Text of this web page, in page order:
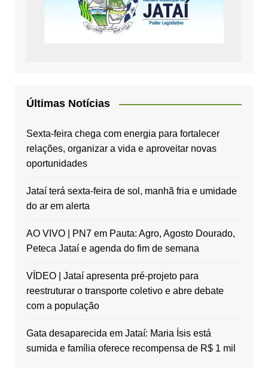
Últimas Notícias
Sexta-feira chega com energia para fortalecer
relações, organizar a vida e aproveitar novas
oportunidades
Jataí terá sexta-feira de sol, manhã fria e umidade
do ar em alerta
AO VIVO | PN7 em Pauta: Agro, Agosto Dourado,
Peteca Jataí e agenda do fim de semana
VÍDEO | Jataí apresenta pré-projeto para
reestruturar o transporte coletivo e abre debate
com a população
Gata desaparecida em Jataí: Maria Ísis está
sumida e família oferece recompensa de R$ 1 mil